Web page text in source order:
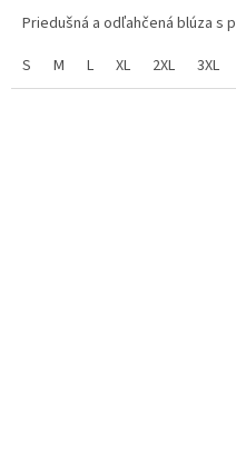
Priedušná a odľahčená blúza s
S
M L XL 2XL 3XL